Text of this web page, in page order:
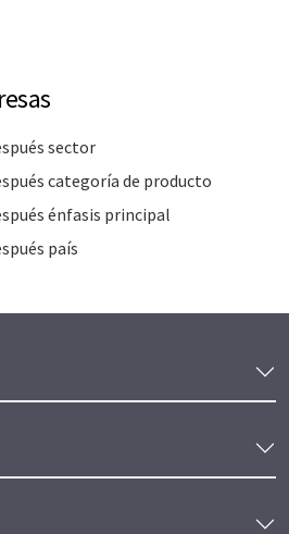
sector
categoría de producto
énfasis principal
país